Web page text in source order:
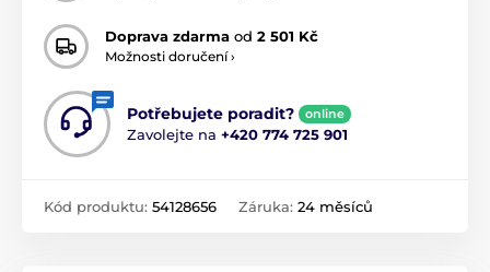
Doprava zdarma od 2 501 Kč
Možnosti doručení ›
Potřebujete poradit? online
Zavolejte na +420 774 725 901
Kód produktu: 54128656 Záruka: 24 měsíců